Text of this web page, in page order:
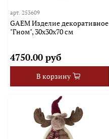
арт.253609
GAEM Изделие декоративное
"Гном", 30х30х70 см
4750.00 руб
В корзину